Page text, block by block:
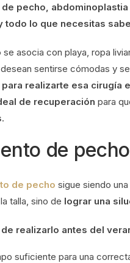
de pecho,
todo lo que necesitas
se asocia con playa, ropa
sentirse cómodas y
realizarte esa cirugía
de recuperación para
.
de
de pecho sigue siendo
talla, sino de lograr una
realizarlo antes del
suficiente para una